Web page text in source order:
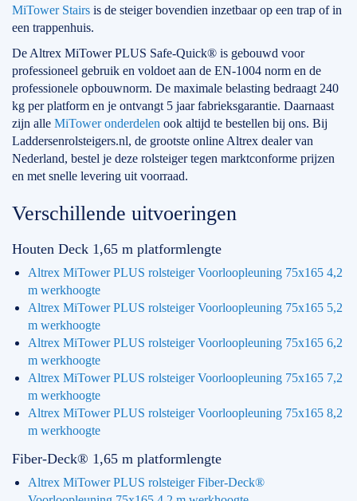
MiTower Stairs is de steiger bovendien inzetbaar op een trap of in
een trappenhuis.
De Altrex MiTower PLUS Safe-Quick® is gebouwd voor
professioneel gebruik en voldoet aan de EN-1004 norm en de
professionele opbouwnorm. De maximale belasting bedraagt 240
kg per platform en je ontvangt 5 jaar fabrieksgarantie. Daarnaast
zijn alle MiTower onderdelen ook altijd te bestellen bij ons. Bij
Laddersenrolsteigers.nl, de grootste online Altrex dealer van
Nederland, bestel je deze rolsteiger tegen marktconforme prijzen
en met snelle levering uit voorraad.
Verschillende uitvoeringen
Houten Deck 1,65 m platformlengte
Altrex MiTower PLUS rolsteiger Voorloopleuning 75x165 4,2
m werkhoogte
Altrex MiTower PLUS rolsteiger Voorloopleuning 75x165 5,2
m werkhoogte
Altrex MiTower PLUS rolsteiger Voorloopleuning 75x165 6,2
m werkhoogte
Altrex MiTower PLUS rolsteiger Voorloopleuning 75x165 7,2
m werkhoogte
Altrex MiTower PLUS rolsteiger Voorloopleuning 75x165 8,2
m werkhoogte
Fiber-Deck® 1,65 m platformlengte
Altrex MiTower PLUS rolsteiger Fiber-Deck®